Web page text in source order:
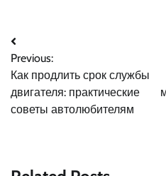
Навигация
по
записям
Previous:
Как продлить срок службы
двигателя: практические
советы автолюбителям